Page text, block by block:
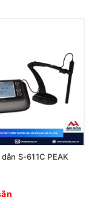
S-611C PEAK